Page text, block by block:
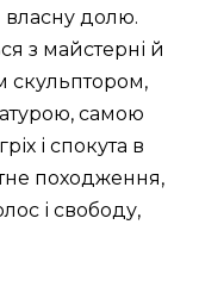
власну долю.
з майстерні й
скульптором,
самою
і спокута в
походження,
і свободу,